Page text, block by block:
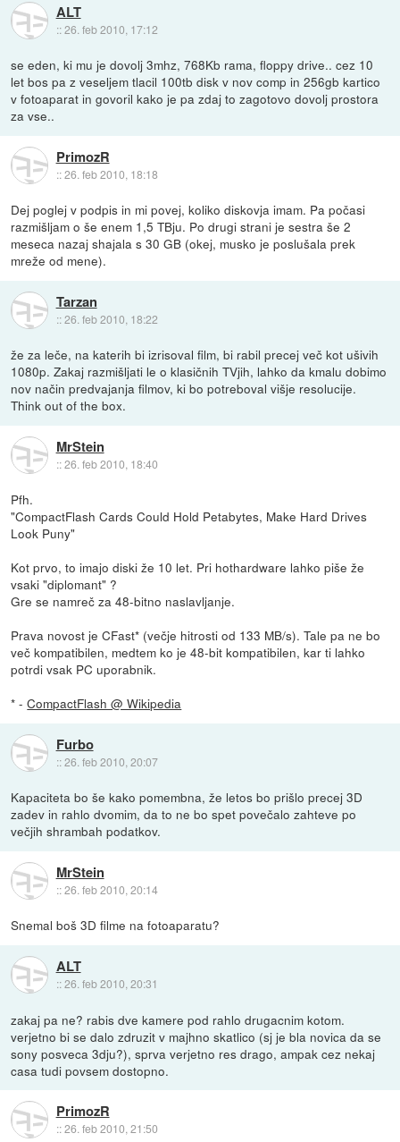
ALT
::26. feb 2010, 17:12
se eden, ki mu je dovolj 3mhz, 768Kb rama, floppy drive.. cez 10
let bos pa z veseljem tlacil 100tb disk v nov comp in 256gb kartico
v fotoaparat in govoril kako je pa zdaj to zagotovo dovolj prostora
za vse..
PrimozR
::26. feb 2010, 18:18
Dej poglej v podpis in mi povej, koliko diskovja imam. Pa počasi
razmišljam o še enem 1,5 TBju. Po drugi strani je sestra še 2
meseca nazaj shajala s 30 GB (okej, musko je poslušala prek
mreže od mene).
Tarzan
::26. feb 2010, 18:22
že za leče, na katerih bi izrisoval film, bi rabil precej več kot ušivih
1080p. Zakaj razmišljati le o klasičnih TVjih, lahko da kmalu dobimo
nov način predvajanja filmov, ki bo potreboval višje resolucije.
Think out of the box.
MrStein
::26. feb 2010, 18:40
Pfh.
"CompactFlash Cards Could Hold Petabytes, Make Hard Drives
Look Puny"
Kot prvo, to imajo diski že 10 let. Pri hothardware lahko piše že
vsaki "diplomant" ?
Gre se namreč za 48-bitno naslavljanje.
Prava novost je CFast* (večje hitrosti od 133 MB/s). Tale pa ne bo
več kompatibilen, medtem ko je 48-bit kompatibilen, kar ti lahko
potrdi vsak PC uporabnik.
* -CompactFlash @ Wikipedia
Furbo
::26. feb 2010, 20:07
Kapaciteta bo še kako pomembna, že letos bo prišlo precej 3D
zadev in rahlo dvomim, da to ne bo spet povečalo zahteve po
večjih shrambah podatkov.
MrStein
::26. feb 2010, 20:14
Snemal boš 3D filme na fotoaparatu?
ALT
::26. feb 2010, 20:31
zakaj pa ne? rabis dve kamere pod rahlo drugacnim kotom.
verjetno bi se dalo zdruzit v majhno skatlico (sj je bla novica da se
sony posveca 3dju?), sprva verjetno res drago, ampak cez nekaj
casa tudi povsem dostopno.
PrimozR
::26. feb 2010, 21:50